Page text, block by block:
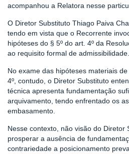
acompanhou a Relatora nesse
O Diretor Substituto Thiago Paiva
tendo em vista que o Recorrente
hipóteses do § 5º do art. 4º da
ao requisito formal de admissibilidade.
No exame das hipóteses materiais
4º, contudo, o Diretor Substituto
técnica apresenta fundamentação
arquivamento, tendo enfrentado os
embasamento.
Nesse contexto, não visão do Diretor
prosperar a ausência de
contrariedade a posicionamento